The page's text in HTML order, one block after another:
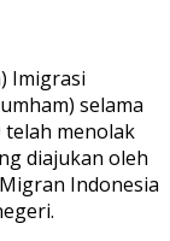
Imigrasi
selama
telah menolak
diajukan oleh
Indonesia